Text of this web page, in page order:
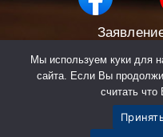
© 2023-2024
Мы используем куки для
сайта. Если Вы
считать что